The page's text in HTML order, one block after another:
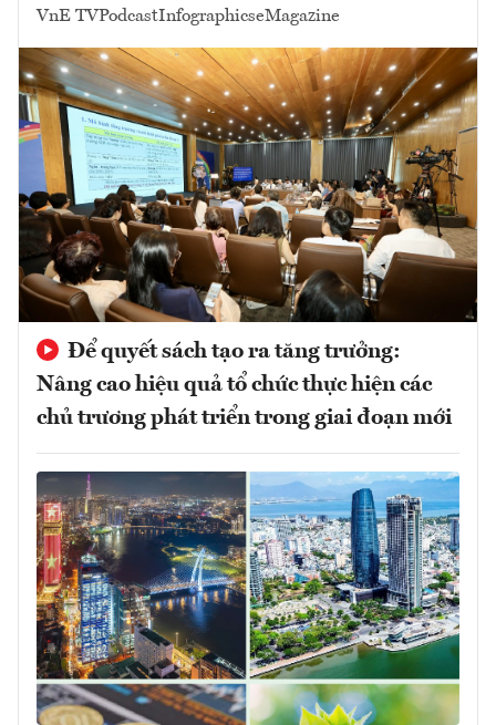
VnE TVPodcastInfographicseMagazine
Để quyết sách tạo ra tăng trưởng:
Nâng cao hiệu quả tổ chức thực hiện các
chủ trương phát triển trong giai đoạn mới